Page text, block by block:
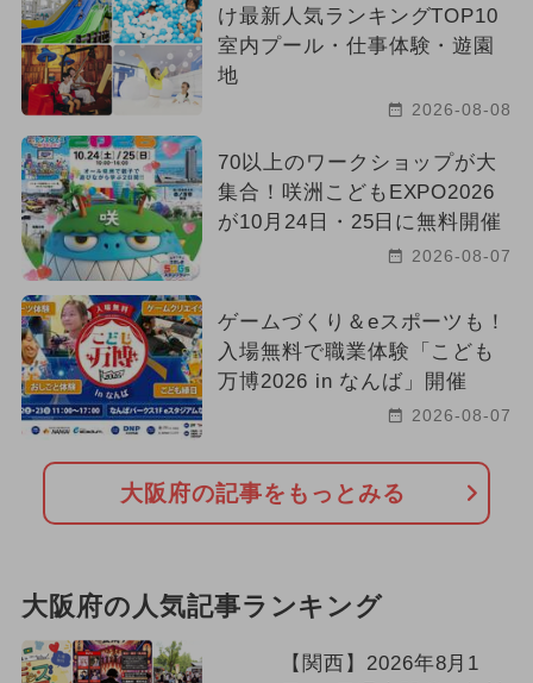
け最新人気ランキングTOP10
室内プール・仕事体験・遊園
地
2026-08-08
70以上のワークショップが大
集合！咲洲こどもEXPO2026
が10月24日・25日に無料開催
2026-08-07
ゲームづくり＆eスポーツも！
入場無料で職業体験「こども
万博2026 in なんば」開催
2026-08-07
大阪府の記事をもっとみる
大阪府の人気記事ランキング
【関西】2026年8月1